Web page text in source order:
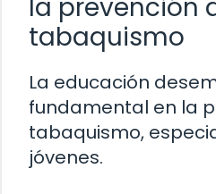
la prevención
tabaquismo
La educación
fundamental en la
tabaquismo,
jóvenes.